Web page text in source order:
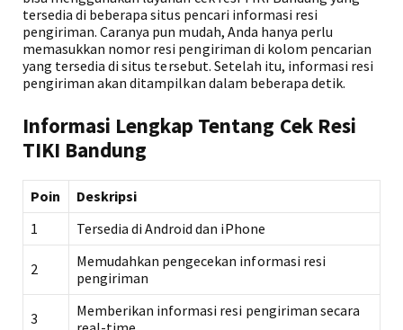
tersedia di beberapa situs pencari informasi resi
pengiriman. Caranya pun mudah, Anda hanya perlu
memasukkan nomor resi pengiriman di kolom pencarian
yang tersedia di situs tersebut. Setelah itu, informasi resi
pengiriman akan ditampilkan dalam beberapa detik.
Informasi Lengkap Tentang Cek Resi
TIKI Bandung
Poin
Deskripsi
1
Tersedia di Android dan iPhone
2
Memudahkan pengecekan informasi resi
pengiriman
3
Memberikan informasi resi pengiriman secara